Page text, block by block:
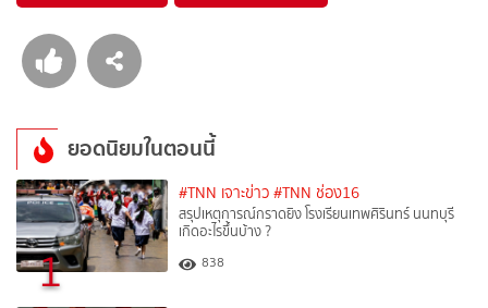
ยอดนิยมในตอนนี้
1
#TNN เจาะข่าว #TNN ช่อง16
สรุปเหตุการณ์กราดยิง โรงเรียนเทพศิรินทร์ นนทบุรี
เกิดอะไรขึ้นบ้าง ?
838